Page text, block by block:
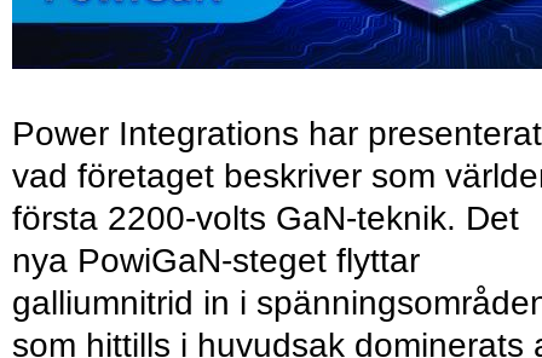
Power Integrations har presenterat
vad företaget beskriver som
första 2200-volts GaN-teknik. Det
nya PowiGaN-steget flyttar
galliumnitrid in i
som hittills i huvudsak dominerats